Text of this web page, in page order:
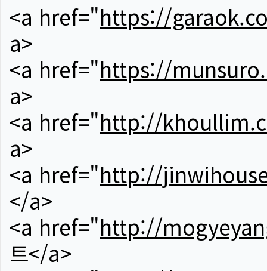
<a href="https://
a>
<a href="https://
a>
<a href="http://
a>
<a href="http://
</a>
<a href="http://
트</a>